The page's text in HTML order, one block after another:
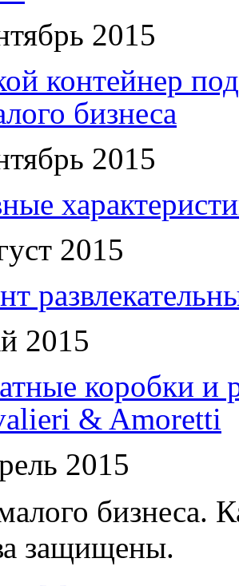
2015
контейнер
бизнеса
2015
2015
2015
коробки и
& Amoretti
2015
бизнеса.
защищены.